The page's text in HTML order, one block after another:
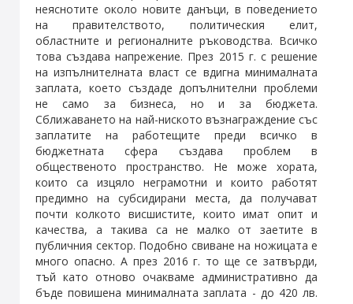
неяснотите около новите данъци, в поведението
на правителството, политическия елит,
областните и регионалните ръководства. Всичко
това създава напрежение. През 2015 г. с решение
на изпълнителната власт се вдигна минималната
заплата, което създаде допълнителни проблеми
не само за бизнеса, но и за бюджета.
Сближаването на най-ниското възнаграждение със
заплатите на работещите преди всичко в
бюджетната сфера създава проблем в
общественото пространство. Не може хората,
които са изцяло неграмотни и които работят
предимно на субсидирани места, да получават
почти колкото висшистите, които имат опит и
качества, а такива са не малко от заетите в
публичния сектор. Подобно свиване на ножицата е
много опасно. А през 2016 г. то ще се затвърди,
тъй като отново очакваме административно да
бъде повишена минималната заплата - до 420 лв.